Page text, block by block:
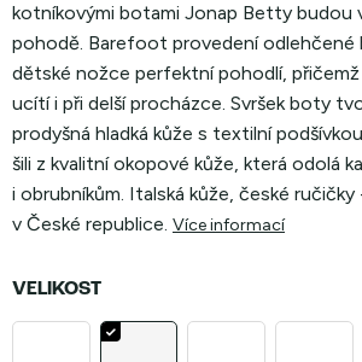
kotníkovými botami Jonap Betty budou
pohodě. Barefoot provedení
dětské nožce perfektní pohodlí,
ucítí i při delší procházce. Svršek boty
prodyšná hladká kůže s textilní
šili z kvalitní okopové kůže, která odolá
i obrubníkům. Italská kůže, české
v České republice. Více informací
VELIKOST